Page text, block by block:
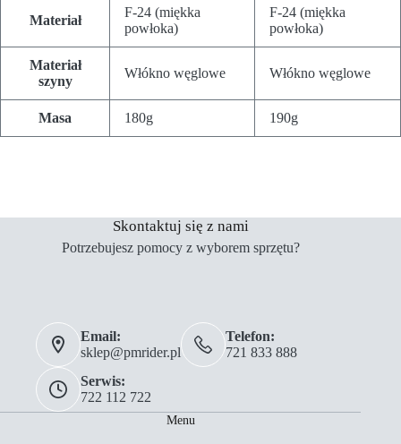
Materiał
F-24 (miękka
powłoka)
F-24 (miękka
powłoka)
Materiał
szyny
Włókno węglowe Włókno węglowe
Masa 180g 190g
Skontaktuj się z nami
Potrzebujesz pomocy z wyborem sprzętu?
Email:
sklep@pmrider.pl
Telefon:
721 833 888
Serwis:
722 112 722
Menu